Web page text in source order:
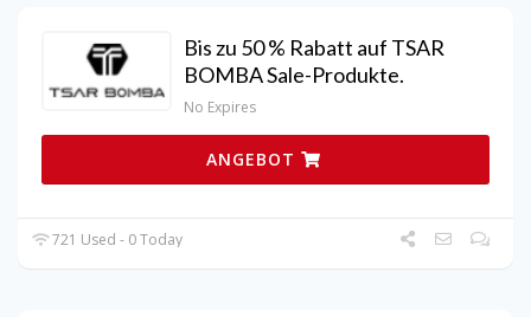
Bis zu 50 % Rabatt auf TSAR
BOMBA Sale-Produkte.
No Expires
ANGEBOT
721 Used - 0 Today